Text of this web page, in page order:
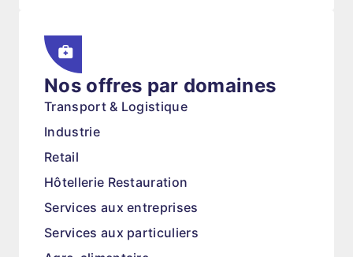
Nos offres par domaines
Transport & Logistique
Industrie
Retail
Hôtellerie Restauration
Services aux entreprises
Services aux particuliers